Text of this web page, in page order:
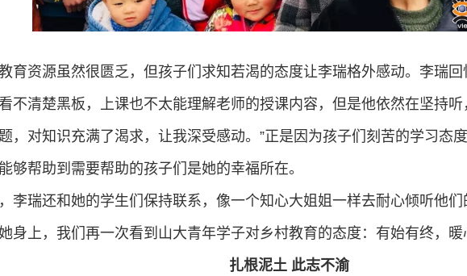
育资源虽然很匮乏，但孩子们求知若渴的态度让李瑞格外感动。李瑞回
不清楚黑板，上课也不太能理解老师的授课内容，但是他依然在坚持
，对知识充满了渴求，让我深受感动。”正是因为孩子们刻苦的学习态
够帮助到需要帮助的孩子们是她的幸福所在。
李瑞还和她的学生们保持联系，像一个知心大姐姐一样去耐心倾听他们
身上，我们再一次看到山大青年学子对乡村教育的态度：有始有终，暖
扎根泥土 此志不渝